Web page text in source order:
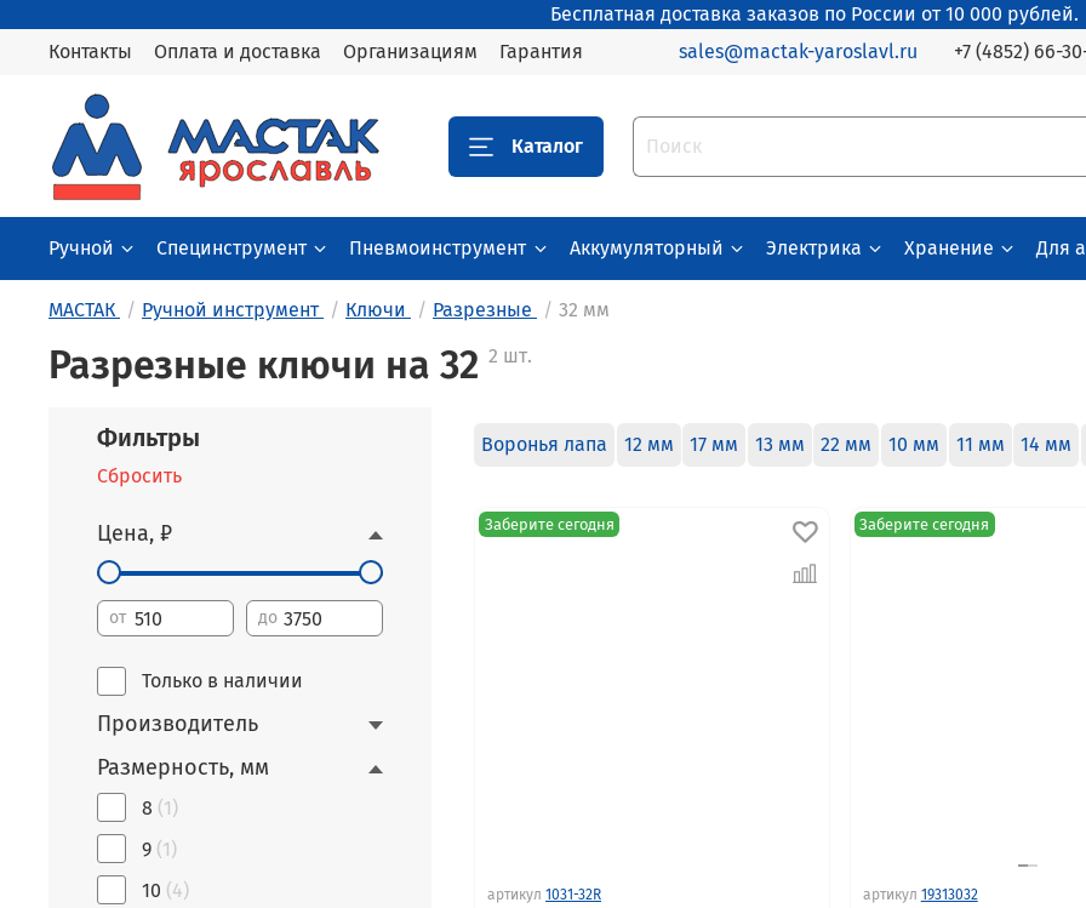
Бесплатная доставка заказов по России от 10 000 рублей.
Контакты
Оплата и доставка Организациям Гарантия sales@mactak-yaroslavl.ru +7 (4852) 66-
Каталог
Ручной Специнструмент Пневмоинструмент Аккумуляторный Электрика Хранение Для
МАСТАК Ручной инструмент Ключи Разрезные 32 мм
Разрезные ключи на 32 2 шт.
Воронья лапа 12 мм 17 мм 13 мм 22 мм 10 мм 11 мм 14 мм
Заберите сегодня
артикул 1031-32R
Заберите сегодня
артикул 19313032
Фильтры
Сбросить
Цена, ₽
от до
Только в наличии
Производитель
Размерность, мм
8 (1)
9 (1)
10 (4)